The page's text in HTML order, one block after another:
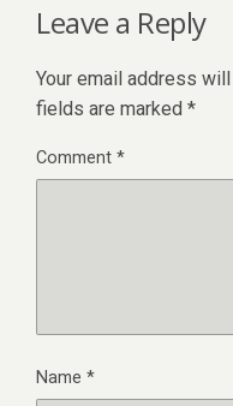
Leave a Reply
Your email address
fields are marked *
Comment*
Name *